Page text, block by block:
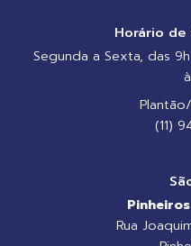
Horário de
Segunda a Sexta, das
(11)
Rua